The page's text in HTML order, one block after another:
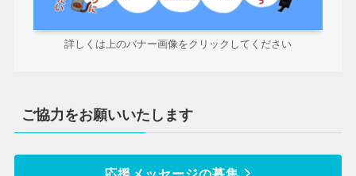
詳しくは上のバナー画像をクリックしてください
ご協力をお願いいたします